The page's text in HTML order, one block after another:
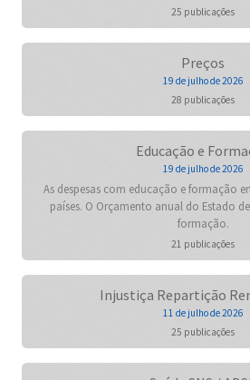
25 publicações
Preços
19 de julho de 2026
28 publicações
Educação e
19 de julho de 2026
As despesas com educação e formação
países. O Orçamento anual do Estado
formação.
21 publicações
Injustiça Repartição
11 de julho de 2026
25 publicações